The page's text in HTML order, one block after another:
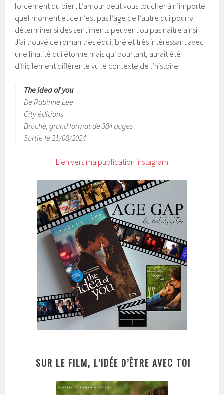
forcément du bien. L’amour peut vous toucher à n’importe
quel moment et ce n’est pas l’âge de l’autre qui pourra
déterminer si des sentiments peuvent ou pas naitre ainsi.
J’ai trouvé ce roman très équilibré et très intéressant avec
une finalité qui étonne mais qui pourtant, aurait été
difficilement différente vu le contexte de l’histoire.
The idea of you
De Robinne Lee
City éditions
Broché, grand format de 384 pages
Sortie le 21/08/2024
Lien vers ma publication instagram
SUR LE FILM, L’IDÉE D’ÊTRE AVEC TOI